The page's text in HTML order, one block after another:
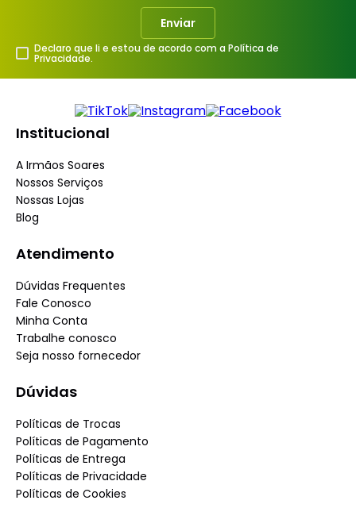
Enviar
Declaro que li e estou de acordo com a Política de
Privacidade.
Institucional
A Irmãos Soares
Nossos Serviços
Nossas Lojas
Blog
Atendimento
Dúvidas Frequentes
Fale Conosco
Minha Conta
Trabalhe conosco
Seja nosso fornecedor
Dúvidas
Políticas de Trocas
Políticas de Pagamento
Políticas de Entrega
Políticas de Privacidade
Políticas de Cookies